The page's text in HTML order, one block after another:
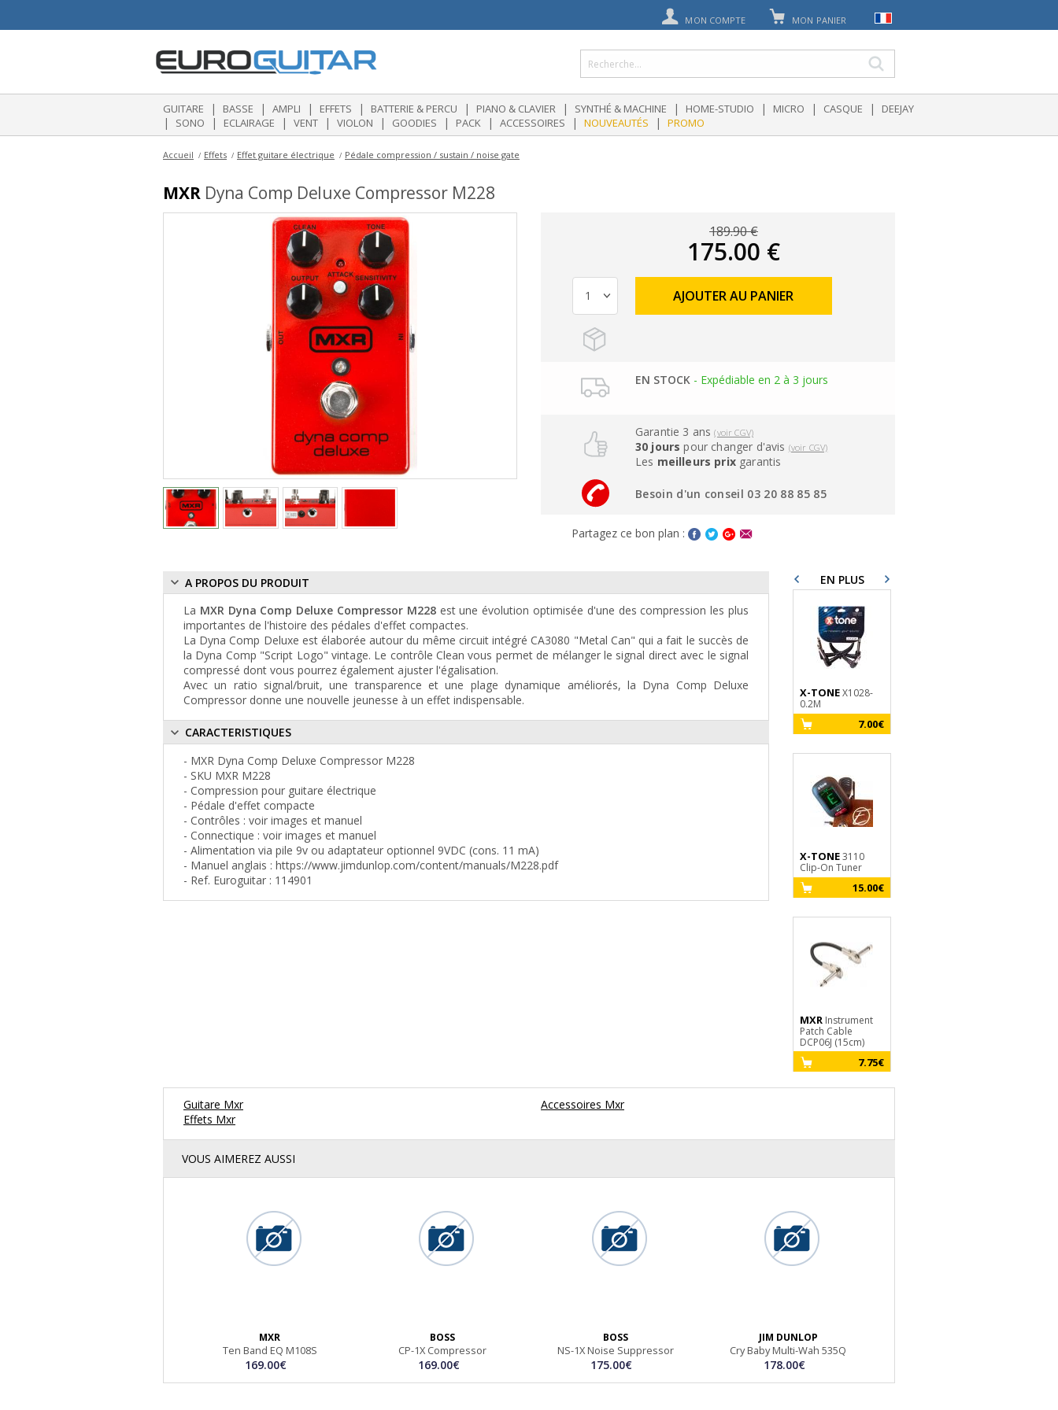
MON COMPTE MON PANIER
GUITARE | BASSE | AMPLI | EFFETS | BATTERIE & PERCU | PIANO & CLAVIER | SYNTHÉ & MACHINE | HOME-STUDIO | MICRO | CASQUE | DEEJAY
| SONO | ECLAIRAGE | VENT | VIOLON | GOODIES | PACK | ACCESSOIRES | NOUVEAUTÉS | PROMO
Accueil Effets Effet guitare électrique Pédale compression / sustain / noise gate
MXRDyna Comp Deluxe Compressor M228
189.90 €
175.00 €
AJOUTER AU PANIER
EN STOCK- Expédiable en 2 à 3 jours
Garantie 3 ans(voir CGV)
30 jours pour changer d'avis (voir CGV)
Les meilleurs prix garantis
Besoin d'un conseil 03 20 88 85 85
Partagez ce bon plan :
A PROPOS DU PRODUIT
La MXR Dyna Comp Deluxe Compressor M228est une évolution optimisée d'une des compression les plus
importantes de l'histoire des pédales d'effet compactes.
La Dyna Comp Deluxe est élaborée autour du même circuit intégré CA3080 "Metal Can" qui a fait le succès de
la Dyna Comp "Script Logo" vintage. Le contrôle Clean vous permet de mélanger le signal direct avec le signal
compressé dont vous pourrez également ajuster l'égalisation.
Avec un ratio signal/bruit, une transparence et une plage dynamique améliorés, la Dyna Comp Deluxe
Compressor donne une nouvelle jeunesse à un effet indispensable.
CARACTERISTIQUES
- MXR Dyna Comp Deluxe Compressor M228
- SKU MXR M228
- Compression pour guitare électrique
- Pédale d'effet compacte
- Contrôles : voir images et manuel
- Connectique : voir images et manuel
- Alimentation via pile 9v ou adaptateur optionnel 9VDC (cons. 11 mA)
- Manuel anglais : https://www.jimdunlop.com/content/manuals/M228.pdf
- Ref. Euroguitar : 114901
EN PLUS
X-TONEX1028-
0.2M
7.00€
X-TONE3110
Clip-On Tuner
15.00€
MXRInstrument
Patch Cable
DCP06J (15cm)
7.75€
Guitare Mxr
Effets Mxr
Accessoires Mxr
VOUS AIMEREZ AUSSI
MXR
Ten Band EQ M108S
169.00€
BOSS
CP-1X Compressor
169.00€
BOSS
NS-1X Noise Suppressor
175.00€
JIM DUNLOP
Cry Baby Multi-Wah 535Q
178.00€